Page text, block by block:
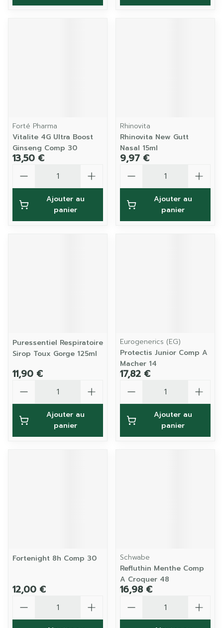
Forté Pharma
Vitalite 4G Ultra Boost
Ginseng Comp 30
13,50 €
Ajouter au
panier
Rhinovita
Rhinovita New Gutt
Nasal 15ml
9,97 €
Ajouter au
panier
Puressentiel Respiratoire
Sirop Toux Gorge 125ml
11,90 €
Ajouter au
panier
Eurogenerics (EG)
Protectis Junior Comp A
Macher 14
17,82 €
Ajouter au
panier
Fortenight 8h Comp 30
12,00 €
Schwabe
Refluthin Menthe Comp
A Croquer 48
16,98 €